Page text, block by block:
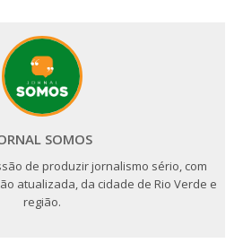
SOMOS
de produzir jornalismo sério, com
atualizada, da cidade de Rio Verde e
região.